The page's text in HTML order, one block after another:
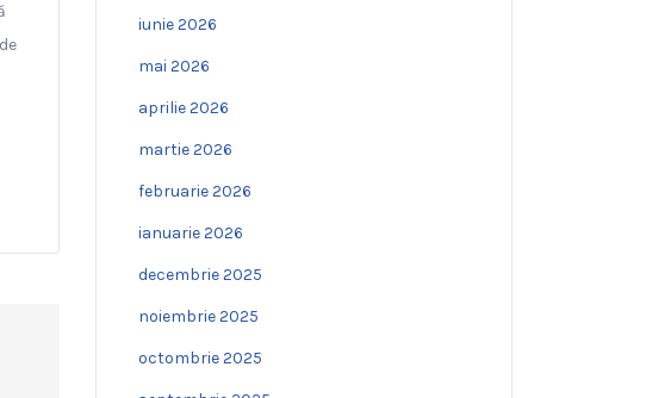
iunie 2026
mai 2026
aprilie 2026
martie 2026
februarie 2026
ianuarie 2026
decembrie 2025
noiembrie 2025
octombrie 2025